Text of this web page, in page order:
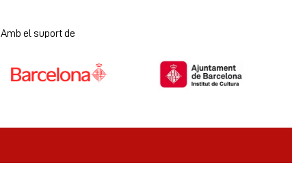
Amb el suport de